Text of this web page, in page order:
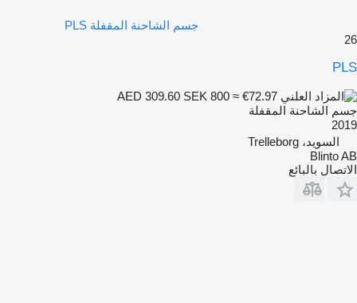
جسم الشاحنة المقفلة PLS
26
PLS
SEK 800 ≈ €72.97
جسم الشاحنة المقفلة
2019
السويد، Trelleborg
Blinto AB
الاتصال بالبائع